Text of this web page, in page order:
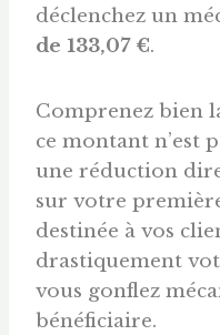
déclenchez un
de 133,07 €.
Comprenez bien
ce montant n’est
une réduction
sur votre
destinée à vos
drastiquement
vous gonflez
bénéficiaire.